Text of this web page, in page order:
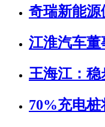
奇瑞新能
江淮汽车
王海江：稳
70%充电